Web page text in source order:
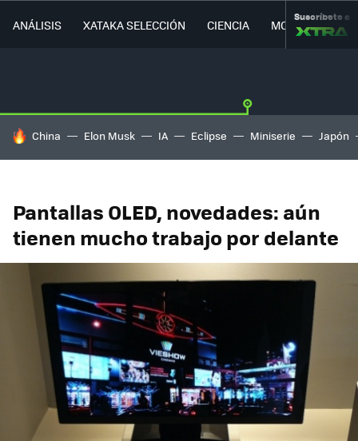
ANÁLISIS XATAKA SELECCIÓN CIENCIA MOVILIDAD
Suscríbete a
HOY SE HABLA DE
China Elon Musk IA Eclipse Miniserie Japón
Pantallas OLED, novedades: aún
tienen mucho trabajo por delante